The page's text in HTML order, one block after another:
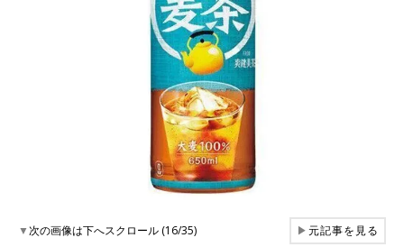
▼次の画像は下へスクロール (16/35) ▶元記事を見る